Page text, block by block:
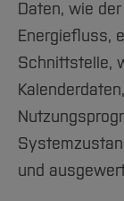
Daten, wie
Energiefluss,
Schnittstelle,
und